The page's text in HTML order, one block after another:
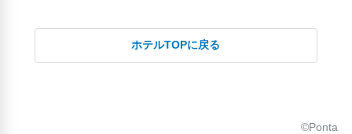
ホテルTOPに戻る
©Ponta